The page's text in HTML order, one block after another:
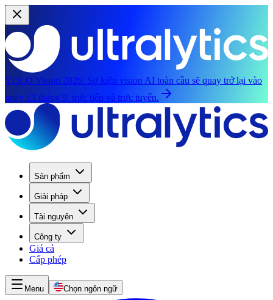
YOLO Vision 2026: Sự kiện vision AI toàn cầu sẽ quay trở lại vào
ngày 13 tháng 9, trực tiếp và trực tuyến.
Sản phẩm
Giải pháp
Tài nguyên
Công ty
Giá cả
Cấp phép
Menu Chọn ngôn ngữ